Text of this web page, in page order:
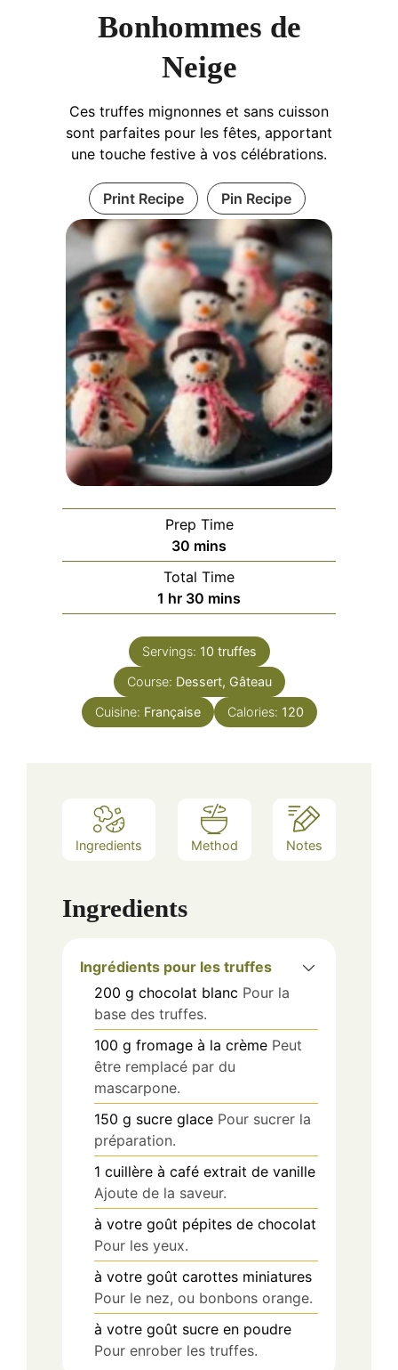
Bonhommes de
Neige
Ces truffes mignonnes et sans cuisson
sont parfaites pour les fêtes, apportant
une touche festive à vos célébrations.
Print Recipe Pin Recipe
Prep Time
30 minutes
mins
Total Time
1 hour
hr 30 minutes
mins
Servings: 10 truffes
Course: Dessert, Gâteau
Cuisine: Française Calories: 120
Ingredients Method Notes
Ingredients
Ingrédients pour les truffes
200 g chocolat blanc Pour la
base des truffes.
100 g fromage à la crème Peut
être remplacé par du
mascarpone.
150 g sucre glace Pour sucrer la
préparation.
1 cuillère à café extrait de vanille
Ajoute de la saveur.
à votre goût pépites de chocolat
Pour les yeux.
à votre goût carottes miniatures
Pour le nez, ou bonbons orange.
à votre goût sucre en poudre
Pour enrober les truffes.